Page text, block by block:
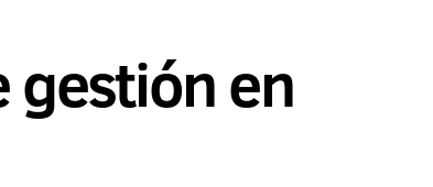
gestión en